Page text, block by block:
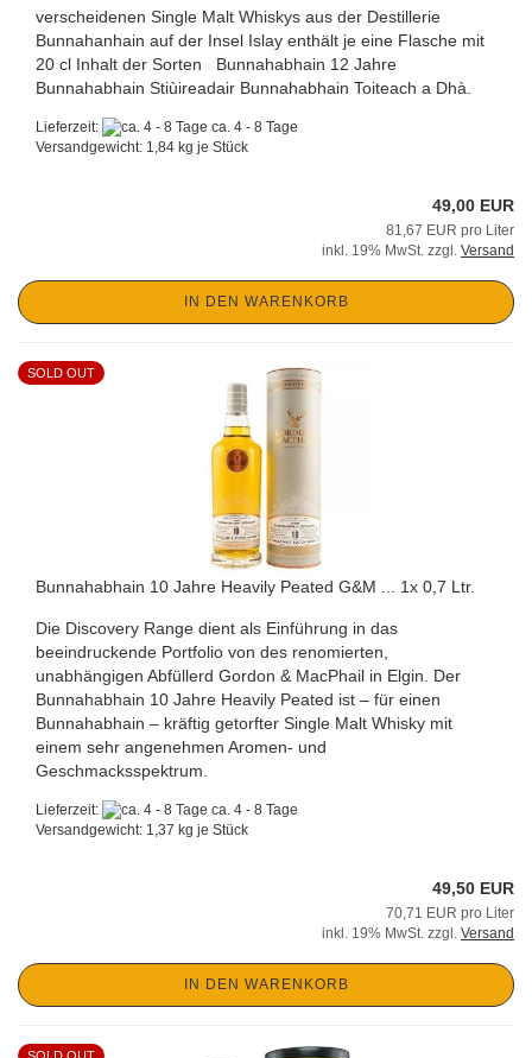
verscheidenen Single Malt Whiskys aus der Destillerie
Bunnahanhain auf der Insel Islay enthält je eine Flasche mit
20 cl Inhalt der Sorten Bunnahabhain 12 Jahre
Bunnahabhain Stiùireadair Bunnahabhain Toiteach a Dhà.
Lieferzeit:
ca. 4 - 8 Tage
Versandgewicht: 1,84 kg je Stück
49,00 EUR
81,67 EUR pro Liter
inkl. 19% MwSt. zzgl. Versand
IN DEN WARENKORB
SOLD OUT
Bunnahabhain 10 Jahre Heavily Peated G&M ... 1x 0,7 Ltr.
Die Discovery Range dient als Einführung in das
beeindruckende Portfolio von des renomierten,
unabhängigen Abfüllerd Gordon & MacPhail in Elgin. Der
Bunnahabhain 10 Jahre Heavily Peated ist – für einen
Bunnahabhain – kräftig getorfter Single Malt Whisky mit
einem sehr angenehmen Aromen- und
Geschmacksspektrum.
Lieferzeit:
ca. 4 - 8 Tage
Versandgewicht: 1,37 kg je Stück
49,50 EUR
70,71 EUR pro Liter
inkl. 19% MwSt. zzgl. Versand
IN DEN WARENKORB